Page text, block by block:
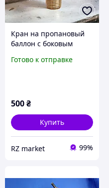
Кран на пропановый
баллон с боковым
LH, вентиль на
Готово к отправке
500₴
Купить
RZ market 99%